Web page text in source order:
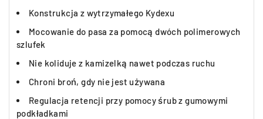
Konstrukcja z wytrzymałego Kydexu
Mocowanie do pasa za pomocą dwóch polimerowych
szlufek
Nie koliduje z kamizelką nawet podczas ruchu
Chroni broń, gdy nie jest używana
Regulacja retencji przy pomocy śrub z gumowymi
podkładkami